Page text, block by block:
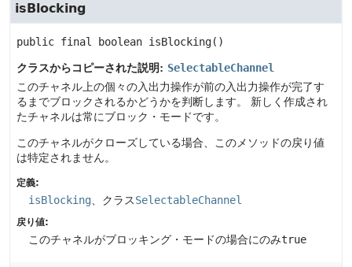
isBlocking
public final boolean isBlocking()
クラスからコピーされた説明: SelectableChannel
このチャネル上の個々の入出力操作が前の入出力操作が完了す
るまでブロックされるかどうかを判断します。
新しく作成され
たチャネルは常にブロック・モードです。
このチャネルがクローズしている場合、このメソッドの戻り値
は特定されません。
定義:
isBlocking 、クラスSelectableChannel
戻り値:
このチャネルがブロッキング・モードの場合にのみtrue